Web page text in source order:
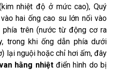
nhiệt độ ở mức cao), Quý
hai ống cao su lớn nối vào
phía trên (nước từ động cơ ra
trong khi ống dẫn phía dưới
lại nguội hoặc chỉ hơi ấm, đây
hằng nhiệtđiển hình do bị